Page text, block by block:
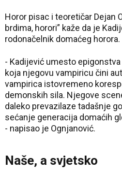
Horor pisac i teoretičar Dejan
brdima, horori” kaže da je
rodonačelnik domaćeg horora.
- Kadijević umesto
koja njegovu vampiricu čini
vampirica istovremeno
demonskih sila. Njegove
daleko prevazilaze tadašnje
sećanje generacija domaćih
- napisao je Ognjanović.
Naše, a svjetsko